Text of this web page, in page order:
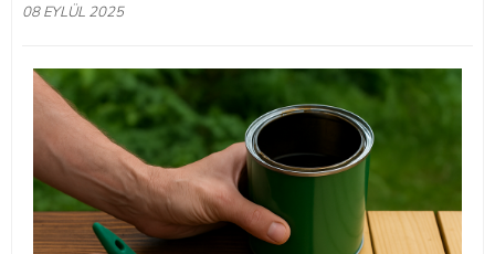
08 EYLÜL 2025